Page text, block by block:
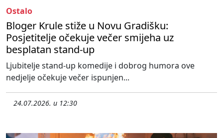
Ostalo
Bloger Krule stiže u Novu Gradišku:
Posjetitelje očekuje večer smijeha uz
besplatan stand-up
Ljubitelje stand-up komedije i dobrog humora ove
nedjelje očekuje večer ispunjen...
24.07.2026. u 12:30